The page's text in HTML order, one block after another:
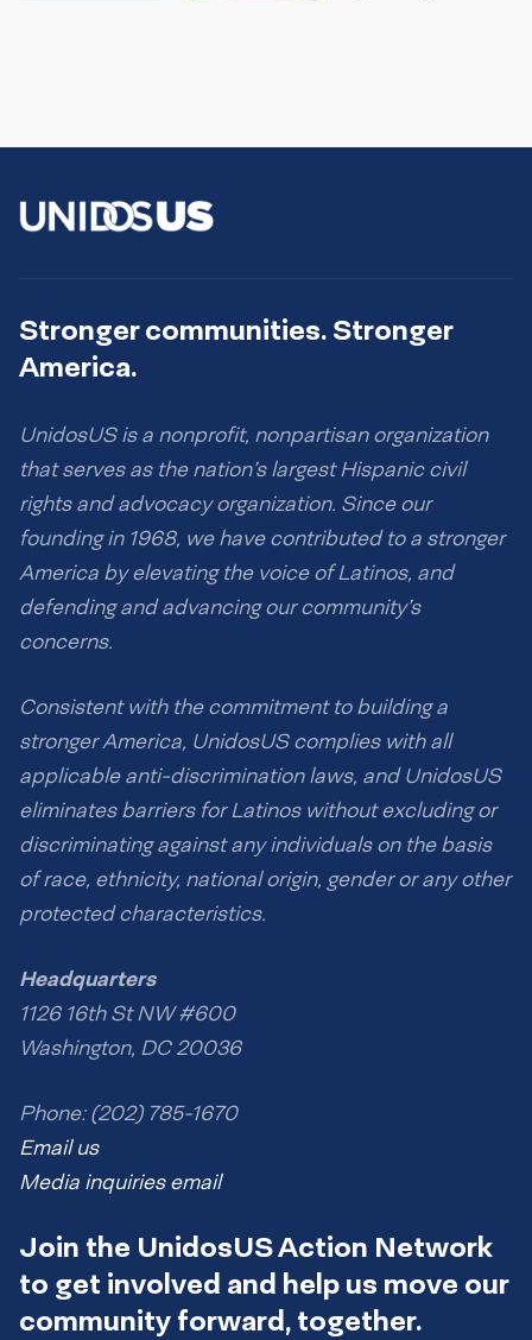
Stronger communities. Stronger
America.
UnidosUS is a nonprofit, nonpartisan organization
that serves as the nation’s largest Hispanic civil
rights and advocacy organization. Since our
founding in 1968, we have contributed to a stronger
America by elevating the voice of Latinos, and
defending and advancing our community’s
concerns.
Consistent with the commitment to building a
stronger America, UnidosUS complies with all
applicable anti-discrimination laws, and UnidosUS
eliminates barriers for Latinos without excluding or
discriminating against any individuals on the basis
of race, ethnicity, national origin, gender or any other
protected characteristics.
Headquarters
1126 16th St NW #600
Washington, DC 20036
Phone: (202) 785-1670
Email us
Media inquiries email
Join the UnidosUS Action Network
to get involved and help us move our
community forward, together.